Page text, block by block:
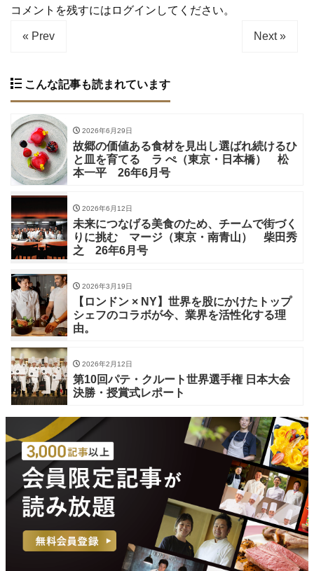
コメントを残すにはログインしてください。
« Prev Next »
こんな記事も読まれています
2026年6月29日
故郷の価値ある食材を見出し選ばれ続けるひ
と皿を育てる ラ ぺ（東京・日本橋） 松
本一平 26年6月号
2026年6月12日
未来につなげる美食のため、チームで街づく
りに挑む マージ（東京・南青山） 柴田秀
之 26年6月号
2026年3月19日
【ロンドン × NY】世界を股にかけたトップ
シェフのコラボが今、業界を活性化する理
由。
2026年2月12日
第10回パテ・クルート世界選手権 日本大会
決勝・授賞式レポート